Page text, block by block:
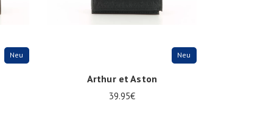
Neu Neu
Arthur et Aston
39.95€